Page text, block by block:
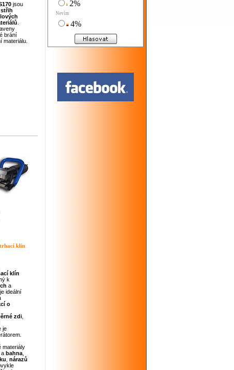
jsou
střih
brání
materiálu.
klín
klín
k
a
ideální
o
zdi
je
materiály
a bahna
nárazů
2%
Nevím
4%